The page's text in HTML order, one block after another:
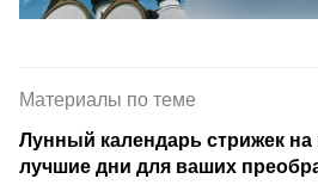
Материалы по теме
Лунный календарь стрижек на
лучшие дни для ваших